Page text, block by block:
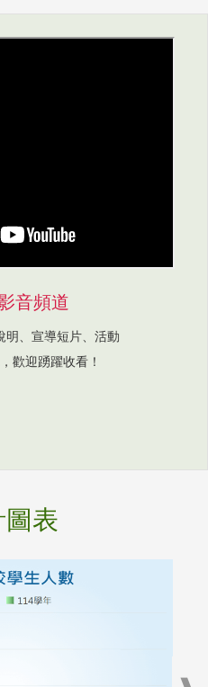
音頻道
明、宣導短片、活動
歡迎踴躍收看！
表